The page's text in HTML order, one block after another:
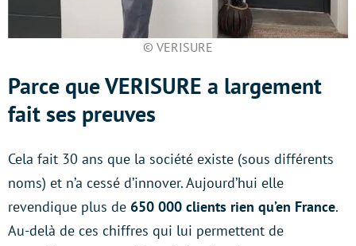
© VERISURE
Parce que VERISURE a largement
fait ses preuves
Cela fait 30 ans que la société existe (sous différents
noms) et n’a cessé d’innover. Aujourd’hui elle
revendique plus de 650 000 clients rien qu’en France.
Au-delà de ces chiffres qui lui permettent de